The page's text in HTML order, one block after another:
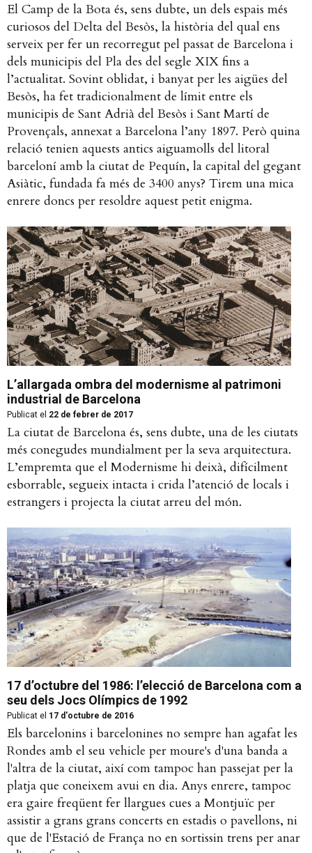
El Camp de la Bota és, sens dubte, un dels espais més
curiosos del Delta del Besòs, la història del qual ens
serveix per fer un recorregut pel passat de Barcelona i
dels municipis del Pla des del segle XIX fins a
l’actualitat. Sovint oblidat, i banyat per les aigües del
Besòs, ha fet tradicionalment de límit entre els
municipis de Sant Adrià del Besòs i Sant Martí de
Provençals, annexat a Barcelona l’any 1897. Però quina
relació tenien aquests antics aiguamolls del litoral
barceloní amb la ciutat de Pequín, la capital del gegant
Asiàtic, fundada fa més de 3400 anys? Tirem una mica
enrere doncs per resoldre aquest petit enigma.
L’allargada ombra del modernisme al patrimoni
industrial de Barcelona
Publicat el 22 de febrer de 2017
La ciutat de Barcelona és, sens dubte, una de les ciutats
més conegudes mundialment per la seva arquitectura.
L’empremta que el Modernisme hi deixà, difícilment
esborrable, segueix intacta i crida l’atenció de locals i
estrangers i projecta la ciutat arreu del món.
17 d’octubre del 1986: l’elecció de Barcelona com a
seu dels Jocs Olímpics de 1992
Publicat el 17 d'octubre de 2016
Els barcelonins i barcelonines no sempre han agafat les
Rondes amb el seu vehicle per moure's d'una banda a
l'altra de la ciutat, així com tampoc han passejat per la
platja que coneixem avui en dia. Anys enrere, tampoc
era gaire freqüent fer llargues cues a Montjuïc per
assistir a grans grans concerts en estadis o pavellons, ni
que de l'Estació de França no en sortissin trens per anar